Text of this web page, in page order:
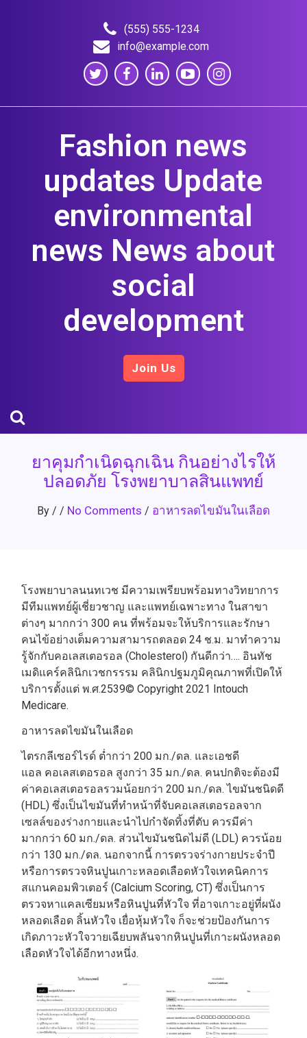
(555) 555-1234
info@example.com
Fashion news
updates Update
environmental
news News about
social
development
Join Us
ยาคุมกำเนิดฉุกเฉิน กินอย่างไรให้
ปลอดภัย โรงพยาบาลสินแพทย์
By / / No Comments / อาหารลดไขมันในเลือด
โรงพยาบาลนนทเวช มีความเพรียบพร้อมทางวิทยาการ
มีทีมแพทย์ผู้เชี่ยวชาญ และแพทย์เฉพาะทาง ในสาขา
ต่างๆ มากกว่า 300 คน ที่พร้อมจะให้บริการและรักษา
คนไข้อย่างเต็มความสามารถตลอด 24 ช.ม. มาทำความ
รู้จักกับคอเลสเตอรอล (Cholesterol) กันดีกว่า…. อินทัช
เมดิแคร์คลินิกเวชกรรรม คลินิกปฐมภูมิคุณภาพที่เปิดให้
บริการตั้งแต่ พ.ศ.2539© Copyright 2021 Intouch
Medicare.
อาหารลดไขมันในเลือด
ไตรกลีเซอร์ไรด์ ต่ำกว่า 200 มก./ดล. และเอชดี
แอล คอเลสเตอรอล สูงกว่า 35 มก./ดล. คนปกติจะต้องมี
ค่าคอเลสเตอรอลรวมน้อยกว่า 200 มก./ดล. ไขมันชนิดดี
(HDL) ซึ่งเป็นไขมันที่ทำหน้าที่จับคอเลสเตอรอลจาก
เซลล์ของร่างกายและนำไปกำจัดทิ้งที่ตับ ควรมีค่า
มากกว่า 60 มก./ดล. ส่วนไขมันชนิดไม่ดี (LDL) ควรน้อย
กว่า 130 มก./ดล. นอกจากนี้ การตรวจร่างกายประจำปี
หรือการตรวจหินปูนเกาะหลอดเลือดหัวใจเทคนิคการ
สแกนคอมพิวเตอร์ (Calcium Scoring, CT) ซึ่งเป็นการ
ตรวจหาแคลเซียมหรือหินปูนที่หัวใจ ที่อาจเกาะอยู่ที่ผนัง
หลอดเลือด ลิ้นหัวใจ เยื่อหุ้มหัวใจ ก็จะช่วยป้องกันการ
เกิดภาวะหัวใจวายเฉียบพลันจากหินปูนที่เกาะผนังหลอด
เลือดหัวใจได้อีกทางหนึ่ง.